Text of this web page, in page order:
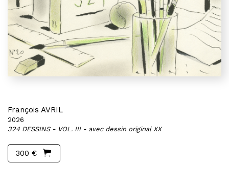
François AVRIL
2026
324 DESSINS - VOL. III - avec dessin original XX
300 €